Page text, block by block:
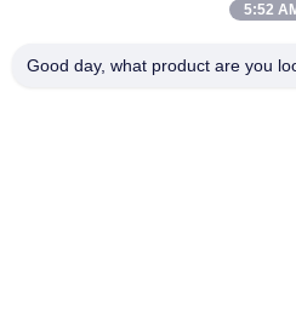
Chi Siamo
5:52
Good day, what product are you